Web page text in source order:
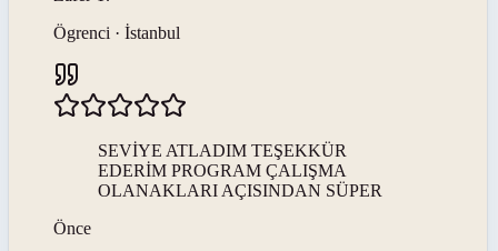
Ögrenci · İstanbul
SEVİYE ATLADIM TEŞEKKÜR
EDERİM PROGRAM ÇALIŞMA
OLANAKLARI AÇISINDAN SÜPER
Önce